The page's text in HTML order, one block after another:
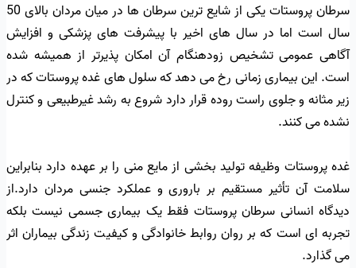
سرطان پروستات یکی از شایع ترین سرطان ها در میان مردان بالای 50
سال است اما در سال های اخیر با پیشرفت های پزشکی و افزایش
آگاهی عمومی تشخیص زودهنگام آن امکان پذیرتر از همیشه شده
است. این بیماری زمانی رخ می دهد که سلول های غده پروستات که در
زیر مثانه و جلوی راست روده قرار دارد شروع به رشد غیرطبیعی و کنترل
نشده می کنند.
غده پروستات وظیفه تولید بخشی از مایع منی را بر عهده دارد بنابراین
سلامت آن تأثیر مستقیم بر باروری و عملکرد جنسی مردان دارد.از
دیدگاه انسانی سرطان پروستات فقط یک بیماری جسمی نیست بلکه
تجربه ای است که بر روان روابط خانوادگی و کیفیت زندگی بیماران اثر
می گذارد.